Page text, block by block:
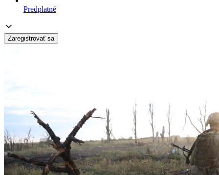
Predplatné
Zaregistrovať sa